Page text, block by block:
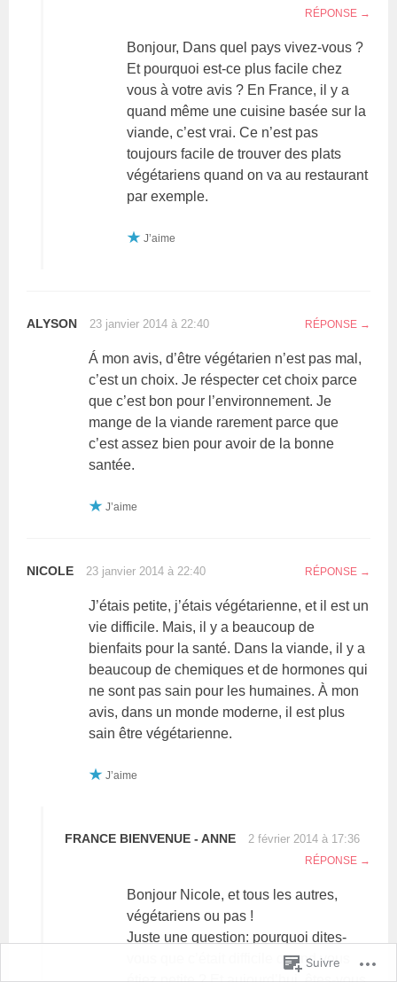
RÉPONSE
Bonjour, Dans quel pays vivez-vous ?
Et pourquoi est-ce plus facile chez
vous à votre avis ? En France, il y a
quand même une cuisine basée sur la
viande, c’est vrai. Ce n’est pas
toujours facile de trouver des plats
végétariens quand on va au restaurant
par exemple.
J’aime
ALYSON 23 janvier 2014 à 22:40 RÉPONSE
Á mon avis, d’être végétarien n’est pas mal,
c’est un choix. Je réspecter cet choix parce
que c’est bon pour l’environnement. Je
mange de la viande rarement parce que
c’est assez bien pour avoir de la bonne
santée.
J’aime
NICOLE 23 janvier 2014 à 22:40 RÉPONSE
J’étais petite, j’étais végétarienne, et il est un
vie difficile. Mais, il y a beaucoup de
bienfaits pour la santé. Dans la viande, il y a
beaucoup de chemiques et de hormones qui
ne sont pas sain pour les humaines. À mon
avis, dans un monde moderne, il est plus
sain être végétarienne.
J’aime
FRANCE BIENVENUE - ANNE 2 février 2014 à 17:36
RÉPONSE
Bonjour Nicole, et tous les autres,
végétariens ou pas !
Juste une question: pourquoi dites-
vous que c’était difficile quand vous
Suivre